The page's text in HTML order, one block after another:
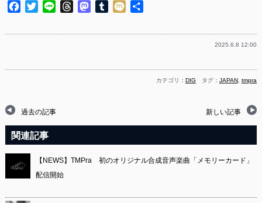
Facebook
TwitterLine ThreadsMastodon
Tumblr
Mixi
2025.6.8 12:00
カテゴリ：DIG タグ：JAPAN ,tmpra
過去の記事 新しい記事
関連記事
【NEWS】TMPra 初のオリジナル合成音声楽曲「メモリーカード」
配信開始